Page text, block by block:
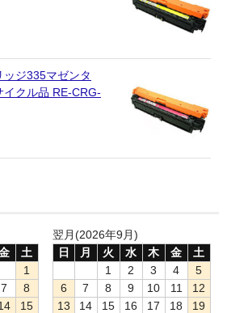
ジ335マゼンタ
クル品 RE-CRG-
土
1
7
8
15
翌月(2026年9月)
日
月 火 水 木 金
土
1
2 3 4
5
6
7 8 9 10 11
12
13
14 15 16 17 18
19